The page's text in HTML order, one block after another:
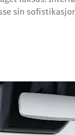
sin